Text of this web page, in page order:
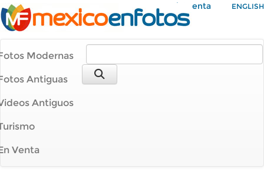
Mi Cuenta ENGLISH
Modernas
Antiguas
Antiguos
Venta